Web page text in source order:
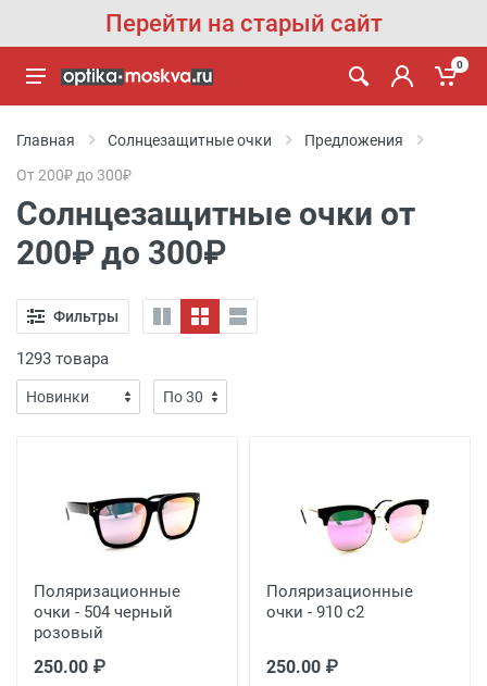
Перейти на старый сайт
0
Главная Солнцезащитные очки
Предложения
От 200₽ до 300₽
Солнцезащитные очки от
200₽ до 300₽
Фильтры
1293 товара
Поляризационные
очки - 504 черный
розовый
250.00 ₽
Поляризационные
очки - 910 с2
250.00 ₽